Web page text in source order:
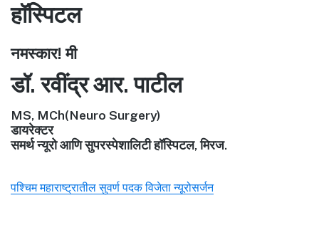
हॉस्पिटल
नमस्कार! मी
डॉ. रवींद्र आर. पाटील
MS, MCh(Neuro Surgery)
डायरेक्टर
समर्थ न्यूरो आणि सुपरस्पेशालिटी हॉस्पिटल, मिरज.
पश्चिम महाराष्ट्रातील सुवर्ण पदक विजेता न्यूरोसर्जन